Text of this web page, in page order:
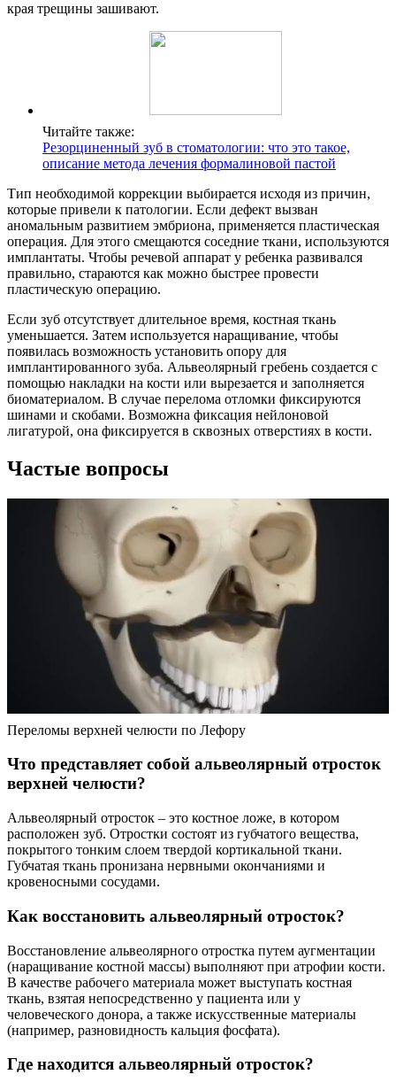
края трещины зашивают.
Читайте также:
Резорциненный зуб в стоматологии: что это такое,
описание метода лечения формалиновой пастой
Тип необходимой коррекции выбирается исходя из причин,
которые привели к патологии. Если дефект вызван
аномальным развитием эмбриона, применяется пластическая
операция. Для этого смещаются соседние ткани, используются
имплантаты. Чтобы речевой аппарат у ребенка развивался
правильно, стараются как можно быстрее провести
пластическую операцию.
Если зуб отсутствует длительное время, костная ткань
уменьшается. Затем используется наращивание, чтобы
появилась возможность установить опору для
имплантированного зуба. Альвеолярный гребень создается с
помощью накладки на кости или вырезается и заполняется
биоматериалом. В случае перелома отломки фиксируются
шинами и скобами. Возможна фиксация нейлоновой
лигатурой, она фиксируется в сквозных отверстиях в кости.
Частые вопросы
Переломы верхней челюсти по Лефору
Что представляет собой альвеолярный отросток
верхней челюсти?
Альвеолярный отросток – это костное ложе, в котором
расположен зуб. Отростки состоят из губчатого вещества,
покрытого тонким слоем твердой кортикальной ткани.
Губчатая ткань пронизана нервными окончаниями и
кровеносными сосудами.
Как восстановить альвеолярный отросток?
Восстановление альвеолярного отростка путем аугментации
(наращивание костной массы) выполняют при атрофии кости.
В качестве рабочего материала может выступать костная
ткань, взятая непосредственно у пациента или у
человеческого донора, а также искусственные материалы
(например, разновидность кальция фосфата).
Где находится альвеолярный отросток?